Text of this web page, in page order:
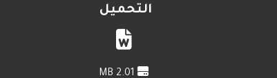
التحميل